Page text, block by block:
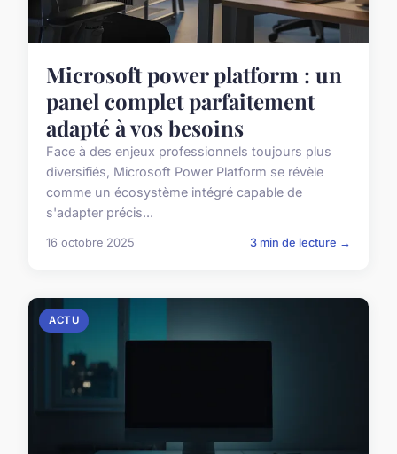
Microsoft power platform : un
panel complet parfaitement
adapté à vos besoins
Face à des enjeux professionnels toujours plus
diversifiés, Microsoft Power Platform se révèle
comme un écosystème intégré capable de
s'adapter précis...
16 octobre 2025 3 min de lecture →
ACTU